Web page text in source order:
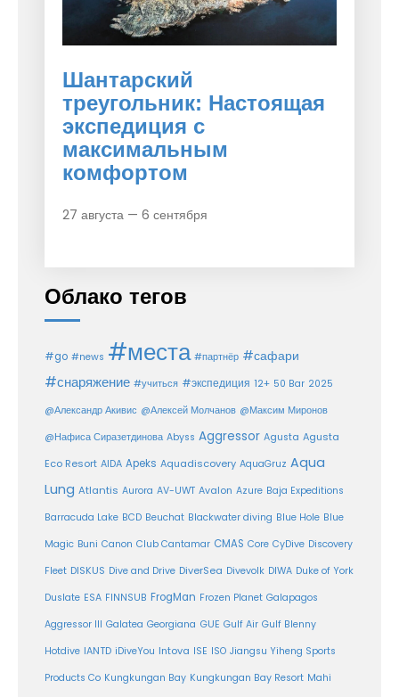
Шантарский
треугольник: Настоящая
экспедиция с
максимальным
комфортом
27 августа — 6 сентября
Облако тегов
#go #news #места #партнёр #сафари
#снаряжение #учиться #экспедиция 12+ 50 Bar 2025
@Александр Акивис @Алексей Молчанов @Максим Миронов
@Нафиса Сиразетдинова Abyss Aggressor Agusta Agusta
Eco Resort AIDA Apeks Aquadiscovery AquaGruz Aqua
Lung Atlantis Aurora AV-UWT Avalon Azure Baja Expeditions
Barracuda Lake BCD Beuchat Blackwater diving Blue Hole Blue
Magic Buni Canon Club Cantamar CMAS Core CyDive Discovery
Fleet DISKUS Dive and Drive DiverSea Divevolk DIWA Duke of York
Duslate ESA FINNSUB FrogMan Frozen Planet Galapagos
Aggressor III Galatea Georgiana GUE Gulf Air Gulf Blenny
Hotdive IANTD iDiveYou Intova ISE ISO Jiangsu Yiheng Sports
Products Co Kungkungan Bay Kungkungan Bay Resort Mahi